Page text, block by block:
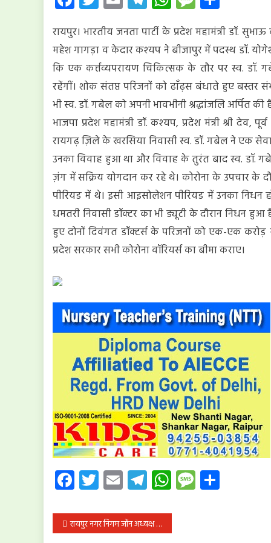
एक
करोड़
की
राशि
प्रदान
प्रदेश
सरकार
:
भाजपा
रायपुर। भारतीय जनता पार्टी के प्रदेश महामंत्री डॉ.
महेश गागड़ा व केदार कश्यप ने बीजापुर में पदस्थ डॉ.
कि एक कर्त्तव्यपरायण चिकित्सक के तौर पर स्व. डॉ.
रहेंगीं। शोक संतप्त परिजनों को ढाँढ़स बंधाते हुए बस्तर
भी स्व. डॉ. गबेल को अपनी भावभीनी श्रद्धांजलि अर्पित की
भाजपा प्रदेश महामंत्री डॉ. कश्यप, प्रदेश मंत्री श्री देव,
रायगढ़ ज़िले के खरसिया निवासी स्व. डॉ. गबेल ने एक
उनका विवाह हुआ था और विवाह के तुरंत बाद स्व. डॉ.
ज़ंग में सक्रिय योगदान कर रहे थे। कोरोना के उपचार के
पीरियड में थे। इसी आइसोलेशन पीरियड में उनका
धमतरी निवासी डॉक्टर का भी ड्यूटी के दौरान निधन
हुए दोनों दिवंगत डॉक्टर्स के परिजनों को एक-एक
प्रदेश सरकार सभी कोरोना वॉरियर्स का बीमा कराए।
Facebook
Twitter
EmailTelegram
WhatsApp
Message
पोस्ट
रायपुर नगर निगम जोंन अध्यक्ष करोना संक्रमित